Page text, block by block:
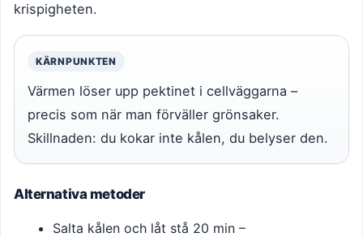
krispigheten.
KÄRNPUNKTEN
Värmen löser upp pektinet i cellväggarna –
precis som när man förväller grönsaker.
Skillnaden: du kokar inte kålen, du belyser den.
Alternativa metoder
Salta kålen och låt stå 20 min –